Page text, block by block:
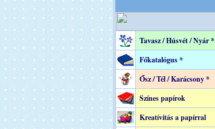
Tavasz / Húsvét / Nyár *
Főkatalógus *
Ősz / Tél / Karácsony *
Színes papírok
Kreatívitás a papírral